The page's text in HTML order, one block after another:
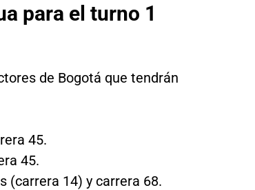
para el turno 1
de Bogotá que tendrán
45.
45.
(carrera 14) y carrera 68.